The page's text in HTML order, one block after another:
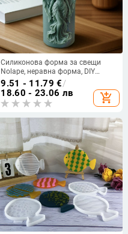
Силиконова форма за свещи
Nolape, неравна форма, DIY
дифузионни камъни за
ароматерапия
9.51 - 11.79 €/
18.60 - 23.06 лв
add_shopping_cart